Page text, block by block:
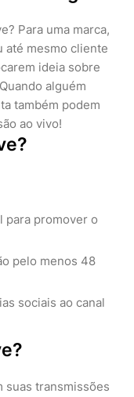
Para uma marca,
até mesmo cliente
ideia sobre
alguém
também podem
ao vivo!
para promover o
pelo menos 48
sociais ao canal
suas transmissões